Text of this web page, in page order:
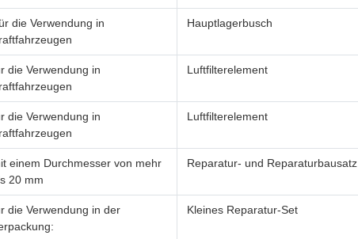
die Verwendung in
Hauptlagerbusch
die Verwendung in
Luftfilterelement
die Verwendung in
Luftfilterelement
einem Durchmesser von mehr
20 mm
Reparatur- und Reparaturbausatz
die Verwendung in der
Kleines Reparatur-Set